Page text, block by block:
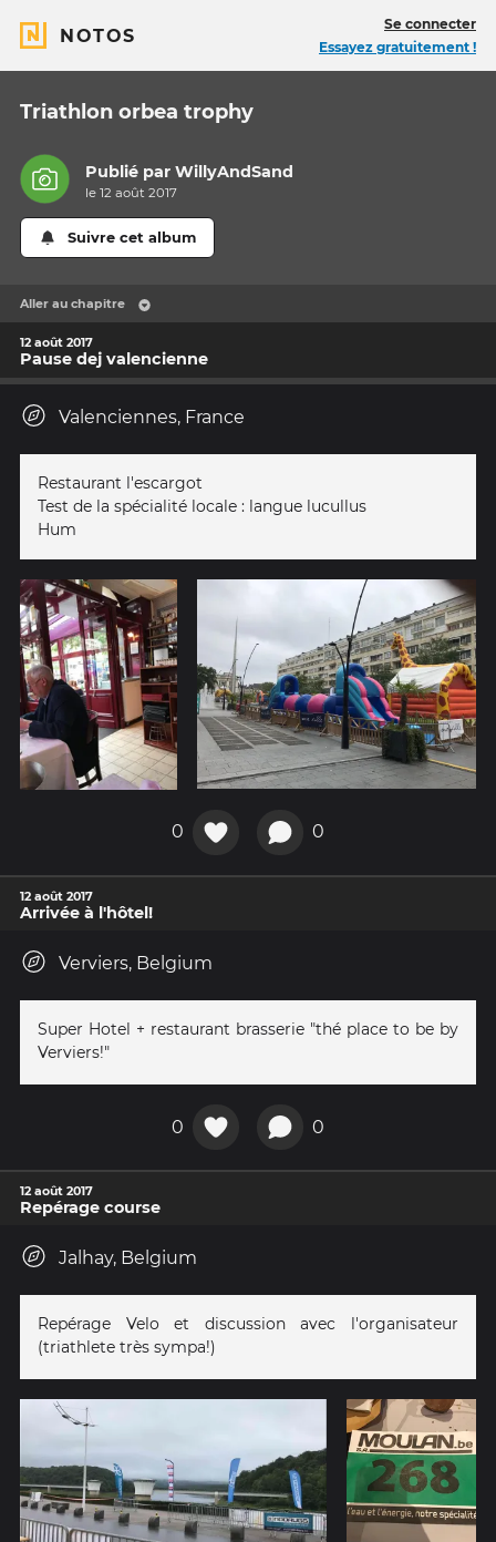
NOTOS
Se connecter
Essayez gratuitement !
Triathlon orbea trophy
Publié parWillyAndSand
le 12 août 2017
Suivre cet album
Aller au chapitre
12 août 2017
Pause dej valencienne
Valenciennes, France
Restaurant l'escargot
Test de la spécialité locale : langue lucullus
Hum
0 0
12 août 2017
Arrivée à l'hôtel!
Verviers, Belgium
Super Hotel + restaurant brasserie "thé place to be by
Verviers!"
0 0
12 août 2017
Repérage course
Jalhay, Belgium
Repérage Velo et discussion avec l'organisateur
(triathlete très sympa!)